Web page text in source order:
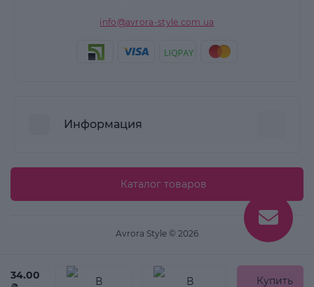
34.00
Купить
info@avrora-style.com.ua
Информация
Пользовательское соглашение
Карта сайта
Каталог товаров
Avrora Style © 2026